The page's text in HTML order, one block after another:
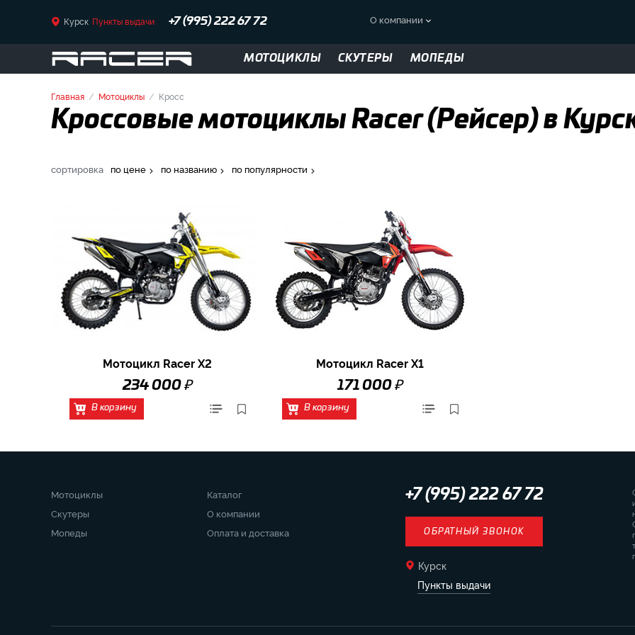
Курск Пункты выдачи +7 (995) 222 67 72 О компании
МОТОЦИКЛЫ СКУТЕРЫ МОПЕДЫ
Главная Мотоциклы Кросс
Кроссовые мотоциклы Racer (Рейсер) в
сортировка по цене по названию по популярности
Мотоцикл Racer X2
234 000 ₽
В корзину
Мотоцикл Racer X1
171 000 ₽
В корзину
Мотоциклы
Скутеры
Мопеды
Каталог
О компании
Оплата и доставка
+7 (995) 222 67 72
ОБРАТНЫЙ ЗВОНОК
Курск
Пункты выдачи